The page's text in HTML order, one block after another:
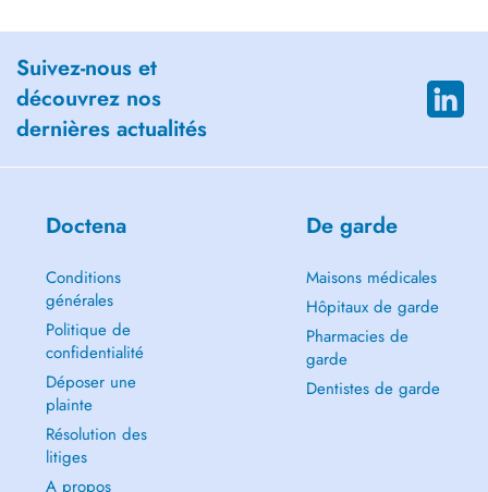
Suivez-nous et
découvrez nos
dernières actualités
Doctena
Conditions
générales
Politique de
confidentialité
Déposer une
plainte
Résolution des
litiges
A propos
De garde
Maisons médicales
Hôpitaux de garde
Pharmacies de
garde
Dentistes de garde